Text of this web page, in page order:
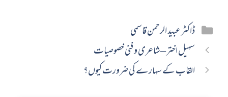
Categories
ڈاکٹر عبید الرحمن قاسمی
سہیل اختر – شاعری و فنی خصوصیات
القاب كے سهارے كي ضرورت كيوں؟